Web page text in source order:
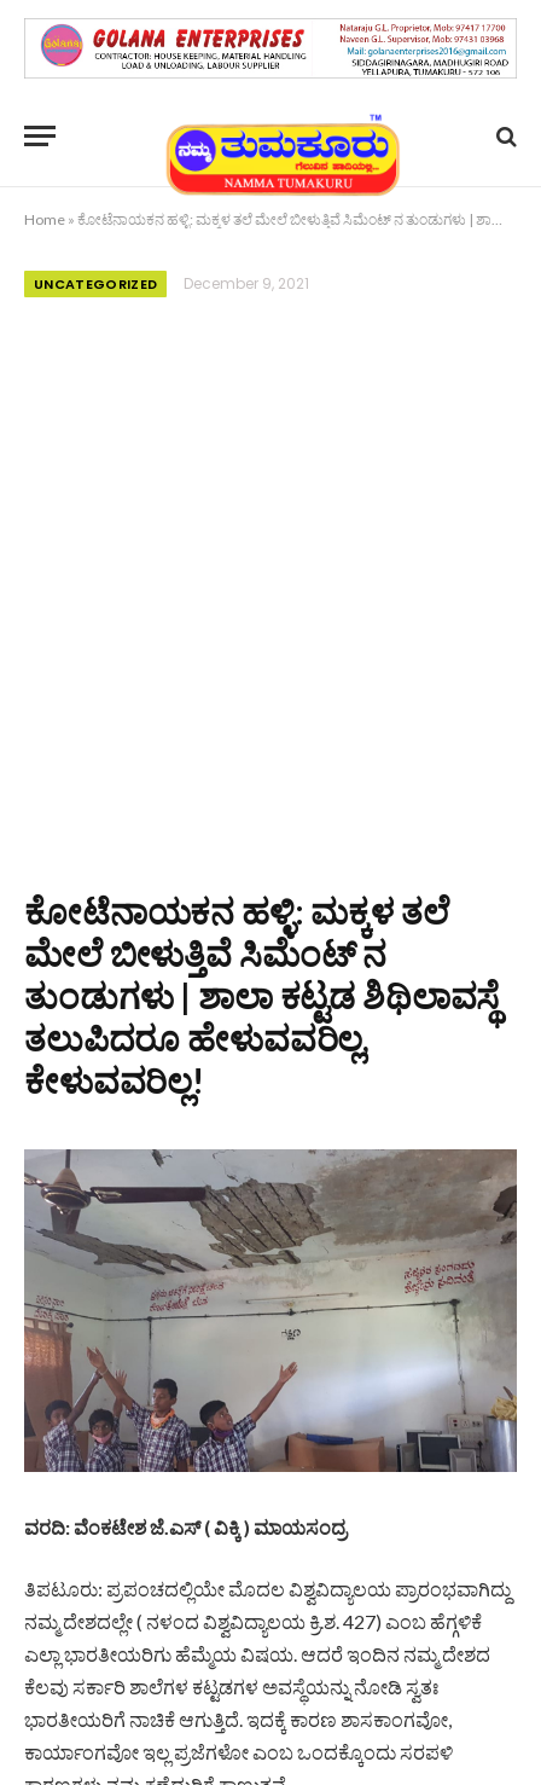
Home » ಕೋಟೆನಾಯಕನ ಹಳ್ಳಿ: ಮಕ್ಕಳ ತಲೆ ಮೇಲೆ ಬೀಳುತ್ತಿವೆ ಸಿಮೆಂಟ್ ನ ತುಂಡುಗಳು | ಶಾಲಾ ಕಟ್ಟಡ ಶಿಥಿಲಾವಸ್ಥೆ ತಲುಪಿದರೂ ಹೇಳುವವರಿಲ್ಲ, ಕೇಳುವವರಿಲ್ಲ!
UNCATEGORIZED December 9, 2021
ಕೋಟೆನಾಯಕನ ಹಳ್ಳಿ: ಮಕ್ಕಳ ತಲೆ
ಮೇಲೆ ಬೀಳುತ್ತಿವೆ ಸಿಮೆಂಟ್ ನ
ತುಂಡುಗಳು | ಶಾಲಾ ಕಟ್ಟಡ ಶಿಥಿಲಾವಸ್ಥೆ
ತಲುಪಿದರೂ ಹೇಳುವವರಿಲ್ಲ,
ಕೇಳುವವರಿಲ್ಲ!
ವರದಿ: ವೆಂಕಟೇಶ ಜೆ.ಎಸ್ ( ವಿಕ್ಕಿ ) ಮಾಯಸಂದ್ರ
ತಿಪಟೂರು: ಪ್ರಪಂಚದಲ್ಲಿಯೇ‌ ಮೊದಲ ವಿಶ್ವವಿದ್ಯಾಲಯ ಪ್ರಾರಂಭವಾಗಿದ್ದು
ನಮ್ಮ ದೇಶದಲ್ಲೇ ( ನಳಂದ ವಿಶ್ವವಿದ್ಯಾಲಯ ಕ್ರಿ.ಶ. 427) ಎಂಬ ಹೆಗ್ಗಳಿಕೆ
ಎಲ್ಲಾ ಭಾರತೀಯರಿಗು ಹೆಮ್ಮೆಯ ವಿಷಯ. ಆದರೆ ಇಂದಿನ ನಮ್ಮ ದೇಶದ
ಕೆಲವು ಸರ್ಕಾರಿ ಶಾಲೆಗಳ ಕಟ್ಟಡಗಳ ಅವಸ್ಥೆಯನ್ನು ನೋಡಿ ಸ್ವತಃ
ಭಾರತೀಯರಿಗೆ ನಾಚಿಕೆ ಆಗುತ್ತಿದೆ. ಇದಕ್ಕೆ ಕಾರಣ ಶಾಸಕಾಂಗವೋ,
ಕಾರ್ಯಾಂಗವೋ ಇಲ್ಲ ಪ್ರಜೆಗಳೋ ಎಂಬ ಒಂದಕ್ಕೊಂದು ಸರಪಳಿ